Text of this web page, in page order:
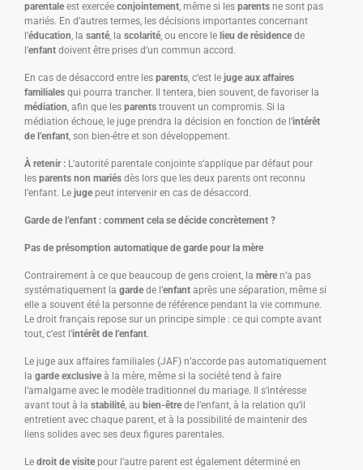
parentale est exercée conjointement, même si les parents ne sont pas
mariés. En d’autres termes, les décisions importantes concernant
l’éducation, la santé, la scolarité, ou encore le lieu de résidence de
l’enfant doivent être prises d’un commun accord.
En cas de désaccord entre les parents, c’est le juge aux affaires
familiales qui pourra trancher. Il tentera, bien souvent, de favoriser la
médiation, afin que les parents trouvent un compromis. Si la
médiation échoue, le juge prendra la décision en fonction de l’intérêt
de l’enfant, son bien-être et son développement.
À retenir : L’autorité parentale conjointe s’applique par défaut pour
les parents non mariés dès lors que les deux parents ont reconnu
l’enfant. Le juge peut intervenir en cas de désaccord.
Garde de l’enfant : comment cela se décide concrètement ?
Pas de présomption automatique de garde pour la mère
Contrairement à ce que beaucoup de gens croient, la mère n’a pas
systématiquement la garde de l’enfant après une séparation, même si
elle a souvent été la personne de référence pendant la vie commune.
Le droit français repose sur un principe simple : ce qui compte avant
tout, c’est l’intérêt de l’enfant.
Le juge aux affaires familiales (JAF) n’accorde pas automatiquement
la garde exclusive à la mère, même si la société tend à faire
l’amalgame avec le modèle traditionnel du mariage. Il s’intéresse
avant tout à la stabilité, au bien-être de l’enfant, à la relation qu’il
entretient avec chaque parent, et à la possibilité de maintenir des
liens solides avec ses deux figures parentales.
Le droit de visite pour l’autre parent est également déterminé en